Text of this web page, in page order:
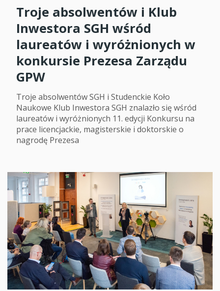
Troje absolwentów i Klub
Inwestora SGH wśród
laureatów i wyróżnionych w
konkursie Prezesa Zarządu
GPW
Troje absolwentów SGH i Studenckie Koło
Naukowe Klub Inwestora SGH znalazło się wśród
laureatów i wyróżnionych 11. edycji Konkursu na
prace licencjackie, magisterskie i doktorskie o
nagrodę Prezesa